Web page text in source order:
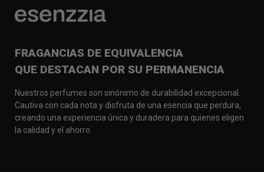
FRAGANCIAS DE EQUIVALENCIA
QUE DESTACAN POR SU PERMANENCIA
Nuestros perfumes son sinónimo de durabilidad excepcional.
Cautiva con cada nota y disfruta de una esencia que perdura,
creando una experiencia única y duradera para quienes eligen
la calidad y el ahorro.